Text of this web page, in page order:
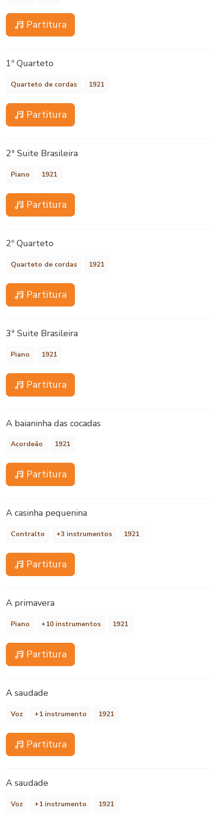
Partitura
1º Quarteto
Quarteto de cordas 1921
Partitura
2ª Suite Brasileira
Piano 1921
Partitura
2º Quarteto
Quarteto de cordas 1921
Partitura
3ª Suite Brasileira
Piano 1921
Partitura
A baianinha das cocadas
Acordeão 1921
Partitura
A casinha pequenina
Contralto +3 instrumentos 1921
Partitura
A primavera
Piano +10 instrumentos 1921
Partitura
A saudade
Voz +1 instrumento 1921
Partitura
A saudade
Voz +1 instrumento 1921